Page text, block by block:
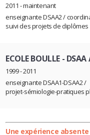
2011 - maintenant
enseignante DSAA2 /
suivi des projets de diplômes
ECOLE BOULLE-
1999 - 2011
enseignante DSAA1-DSAA2 /
projet-sémiologie-pratiques
Une expérience absente